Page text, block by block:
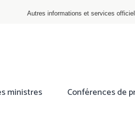
Autres informations et services
ministres Conférences de